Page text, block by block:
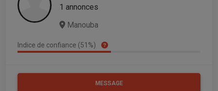
1 annonces
Manouba
Indice de confiance (51%)
MESSAGE